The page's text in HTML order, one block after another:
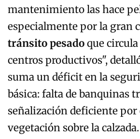
mantenimiento las hace
especialmente por la gran
tránsito pesadoque
centros productivos",
suma un déficit en la
básica: falta de banquinas
señalización deficiente por
vegetación sobre la calzada.